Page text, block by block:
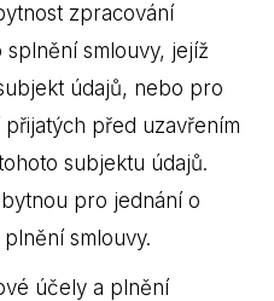
zpracování
smlouvy, jejíž
údajů, nebo pro
před uzavřením
subjektu údajů.
pro jednání o
smlouvy.
účely a plnění